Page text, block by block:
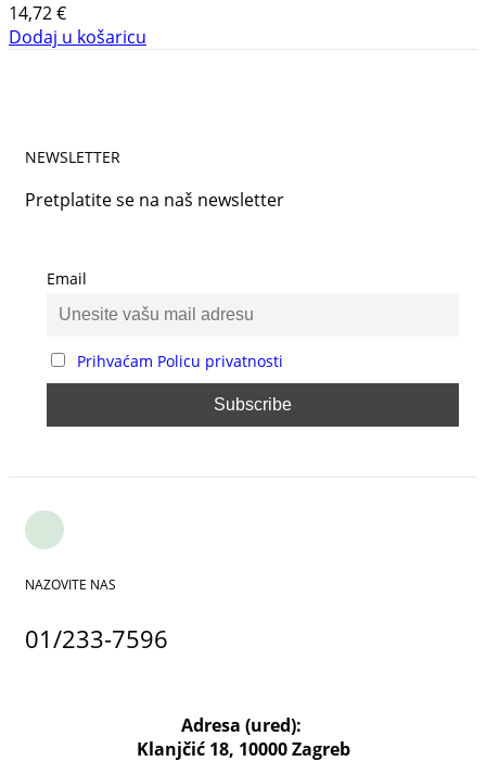
14,72€
Dodaj u košaricu
NEWSLETTER
Pretplatite se na naš newsletter
Email
Prihvaćam Policu privatnosti
NAZOVITE NAS
01/233-7596
Adresa (ured):
Klanjčić 18, 10000 Zagreb